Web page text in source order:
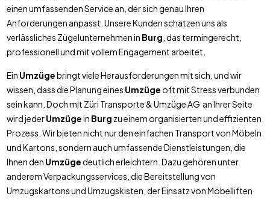
einen umfassenden Service an, der sich genau Ihren
Anforderungen anpasst. Unsere Kunden schätzen uns als
verlässliches Zügelunternehmen in Burg , das termingerecht,
professionell und mit vollem Engagement arbeitet.
Ein Umzügebringt viele Herausforderungen mit sich, und wir
wissen, dass die Planung eines Umzügeoft mit Stress verbunden
sein kann. Doch mit Züri Transporte & Umzüge AG an Ihrer Seite
wird jederUmzügein Burg zu einem organisierten und effizienten
Prozess. Wir bieten nicht nur den einfachen Transport von Möbeln
und Kartons, sondern auch umfassende Dienstleistungen, die
Ihnen den Umzügedeutlich erleichtern. Dazu gehören unter
anderem Verpackungsservices, die Bereitstellung von
Umzugskartons und Umzugskisten, der Einsatz von Möbelliften